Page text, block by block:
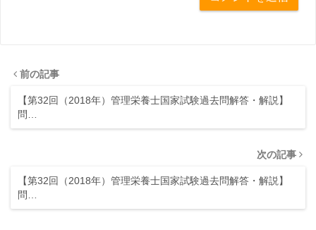
前の記事
【第32回（2018年）管理栄養士国家試験過去問解答・解説】
問…
次の記事
【第32回（2018年）管理栄養士国家試験過去問解答・解説】
問…